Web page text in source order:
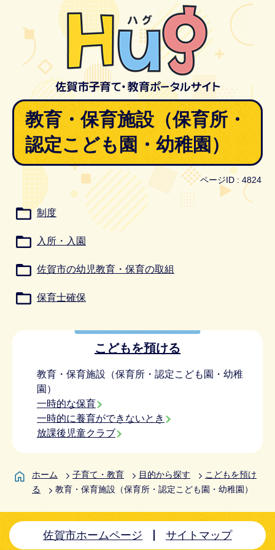
教育・保育施設（保育所・
認定こども園・幼稚園）
ページID : 4824
制度
入所・入園
佐賀市の幼児教育・保育の取組
保育士確保
こどもを預ける
教育・保育施設（保育所・認定こども園・幼稚
園）
一時的な保育
一時的に養育ができないとき
放課後児童クラブ
ホーム 子育て・教育 目的から探す
こどもを預け
る
教育・保育施設（保育所・認定こども園・幼稚園）
佐賀市ホームページ サイトマップ